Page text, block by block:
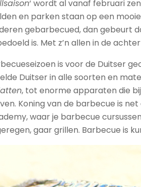
‘ wordt al vanaf februari
en parken staan op een
gebarbecued, dan gebeurt
is. Met z’n allen in de
is voor de Duitser
Duitser in alle soorten en
, tot enorme apparaten die
Koning van de barbecue is
waar je barbecue
gaar grillen. Barbecue is